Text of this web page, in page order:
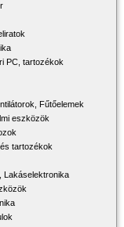
PC, tartozékok
Fűtőelemek
eszközök
tartozékok
Lakáselektronika